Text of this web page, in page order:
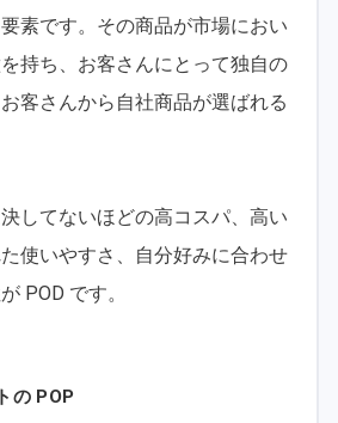
素です。その商品が市場におい
持ち、お客さんにとって独自の
客さんから自社商品が選ばれる
してないほどの高コスパ、高い
使いやすさ、自分好みに合わせ
POD です。
の POP